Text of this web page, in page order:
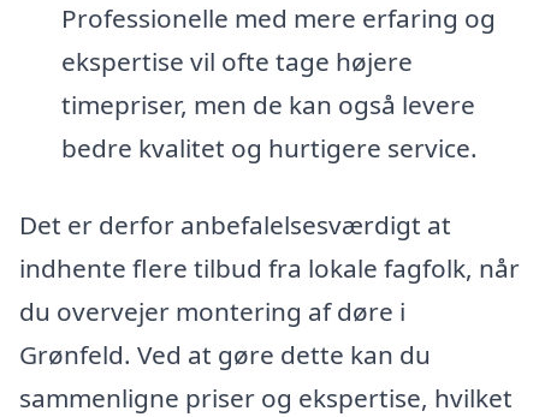
Professionelle med mere erfaring og
ekspertise vil ofte tage højere
timepriser, men de kan også levere
bedre kvalitet og hurtigere service.
Det er derfor anbefalelsesværdigt at
indhente flere tilbud fra lokale fagfolk, når
du overvejer montering af døre i
Grønfeld. Ved at gøre dette kan du
sammenligne priser og ekspertise, hvilket